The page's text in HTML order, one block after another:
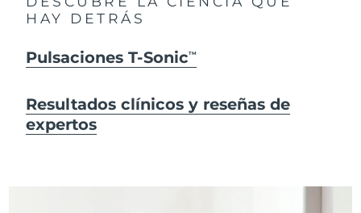
HAY DETRÁS
Pulsaciones T-SonicTM
Resultados clínicos y reseñas de
expertos